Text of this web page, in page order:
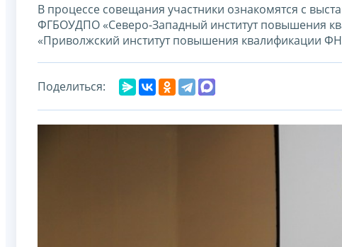
В процессе совещания участники ознакомятся с
ФГБОУДПО «Северо-Западный институт повышения
«Приволжский институт повышения квалификации
Поделиться: